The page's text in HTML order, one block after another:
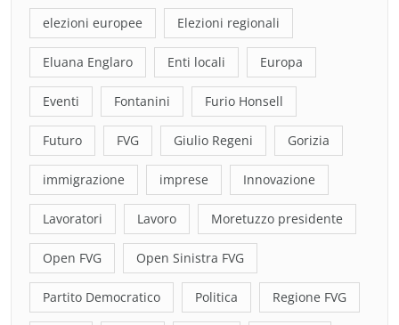
elezioni europee Elezioni regionali
Eluana Englaro Enti locali Europa
Eventi Fontanini Furio Honsell
Futuro FVG Giulio Regeni Gorizia
immigrazione imprese Innovazione
Lavoratori Lavoro Moretuzzo presidente
Open FVG Open Sinistra FVG
Partito Democratico Politica Regione FVG